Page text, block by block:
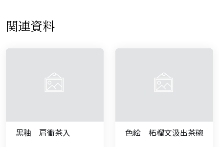
関連資料
黒釉 肩衝茶入 色絵 柘榴文汲出茶碗